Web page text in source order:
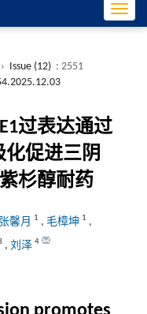
Issue (12) : 2551
过表达通过
促进三阴
杉醇耐药
张馨月 1 , 毛樟坤 1 ,
, 刘泽 4